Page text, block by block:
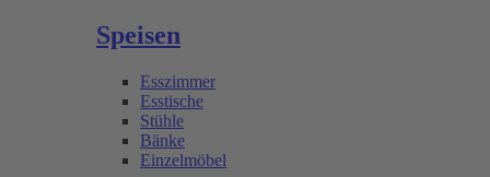
Speisen
Esszimmer
Esstische
Stühle
Bänke
Einzelmöbel